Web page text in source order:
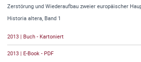
Zerstörung und Wiederaufbau zweier europäischer
Historia altera, Band 1
2013 | Buch - Kartoniert
2013 | E-Book - PDF